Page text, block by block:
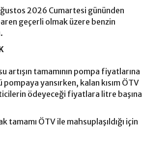
2026 Cumartesi gününden
geçerli olmak üzere benzin
artışın tamamının pompa fiyatlarına
yansırken, kalan kısım ÖTV
ödeyeceği fiyatlara litre başına
tamamı ÖTV ile mahsuplaşıldığı için